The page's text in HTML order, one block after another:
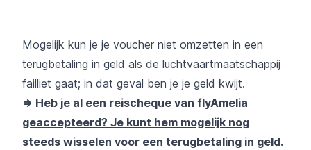
Mogelijk kun je je voucher niet omzetten in een
terugbetaling in geld als de luchtvaartmaatschappij
failliet gaat; in dat geval ben je je geld kwijt.
=> Heb je al een reischeque van flyAmelia
geaccepteerd? Je kunt hem mogelijk nog
steeds wisselen voor een terugbetaling in geld.